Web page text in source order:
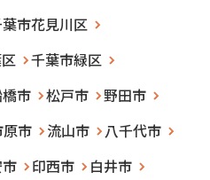
市花見川区
千葉市緑区
市 松戸市
野田市
原市 流山市
八千代市
印西市 白井市